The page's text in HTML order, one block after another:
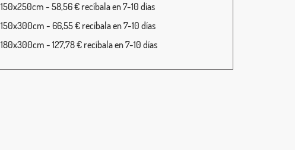
150x250cm - 58,56 € recíbala en 7-10 días
150x300cm - 66,55 € recíbala en 7-10 días
180x300cm - 127,78 € recíbala en 7-10 días